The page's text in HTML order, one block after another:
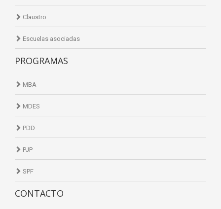
Claustro
Escuelas asociadas
PROGRAMAS
MBA
MDES
PDD
PJP
SPF
CONTACTO